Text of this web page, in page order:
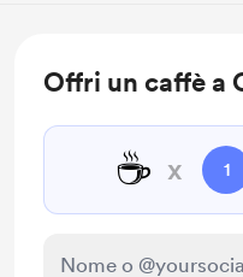
Offri un caffè a
☕ x 1